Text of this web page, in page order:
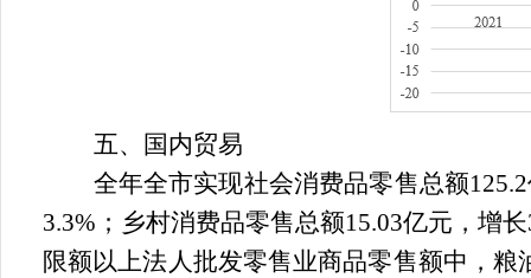
五、国内贸易
全年全市实现社会消费品零售总额125.2
3.3% ；乡村消费品零售总额15.03亿元，增长
限额以上法人批发零售业商品零售额中，粮